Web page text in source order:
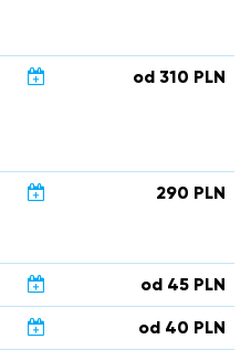
od 310 PLN
290 PLN
od 45 PLN
od 40 PLN